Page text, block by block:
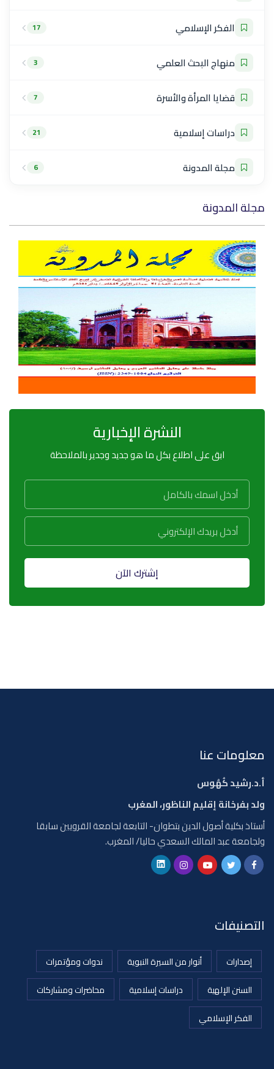
الفكر الإسلامي 17
منهاج البحث العلمي 3
قضايا المرأة والأسرة 7
دراسات إسلامية 21
مجلة المدونة 6
مجلة المدونة
النشرة الإخبارية
ابق على اطلاع بكل ما هو جديد وجدير بالملاحظة
إشترك الآن
معلومات عنا
أ.د.رشيد كُهُوس
ولد بفرخانة إقليم الناظور، المغرب
أستاذ بكلية أصول الدين بتطوان- التابعة لجامعة القرويين سابقا
ولجامعة عبد المالك السعدي حاليا/ المغرب.
التصنيفات
إصدارات أنوار من السيرة النبوية
ندوات ومؤتمرات
السنن الإلهية
دراسات إسلامية
محاضرات ومشاركات
الفكر الإسلامي